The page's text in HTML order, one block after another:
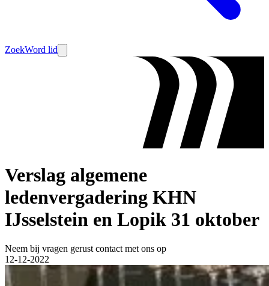
ZoekWord lid
Verslag algemene
ledenvergadering KHN
IJsselstein en Lopik 31 oktober
Neem bij vragen gerust contact met ons op
12-12-2022